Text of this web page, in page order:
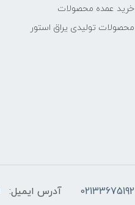
خرید عمده محصولات
محصولات تولیدی یراق استور
02133675192 آدرس ایمیل: